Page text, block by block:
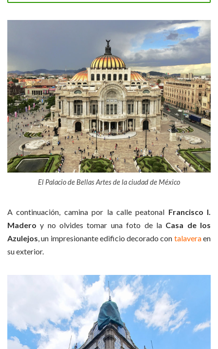
El Palacio de Bellas Artes de la ciudad de México
A continuación, camina por la calle peatonal Francisco I.
Madero y no olvides tomar una foto de laCasa de los
Azulejos, un impresionante edificio decorado con talaveraen
su exterior.